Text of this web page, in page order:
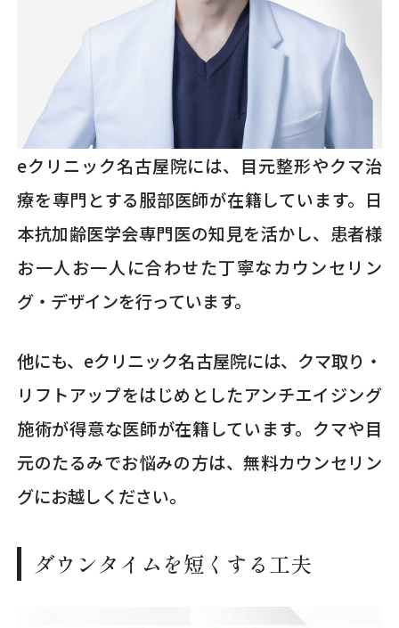
eクリニック名古屋院には、目元整形やクマ治
療を専門とする服部医師が在籍しています。日
本抗加齢医学会専門医の知見を活かし、患者様
お一人お一人に合わせた丁寧なカウンセリン
グ・デザインを行っています。
他にも、eクリニック名古屋院には、クマ取り・
リフトアップをはじめとしたアンチエイジング
施術が得意な医師が在籍しています。クマや目
元のたるみでお悩みの方は、無料カウンセリン
グにお越しください。
ダウンタイムを短くする工夫